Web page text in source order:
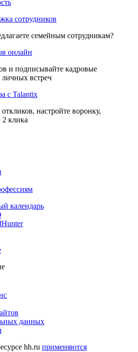
сотрудников
семейным сотрудникам?
онлайн
и подписывайте кадровые
личных встреч
с Talantix
настройте воронку,
2 клика
календарь
данных
hh.ru применяются